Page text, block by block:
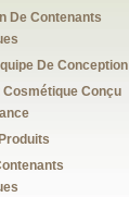
De Contenants
De Conception
Cosmétique Conçu